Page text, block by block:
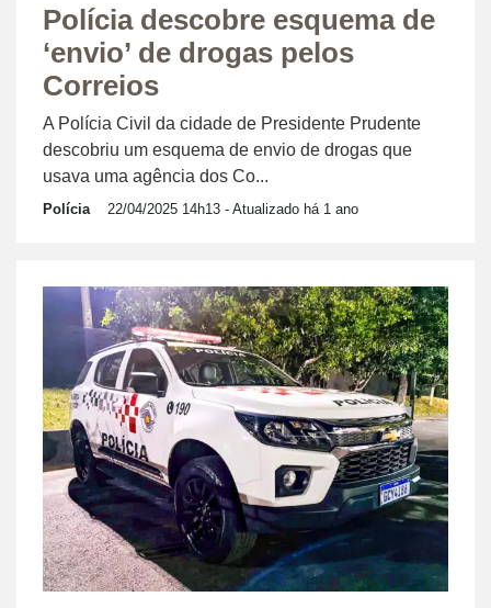
Polícia descobre esquema de
‘envio’ de drogas pelos
Correios
A Polícia Civil da cidade de Presidente Prudente
descobriu um esquema de envio de drogas que
usava uma agência dos Co...
Polícia 22/04/2025 14h13 - Atualizado há 1 ano